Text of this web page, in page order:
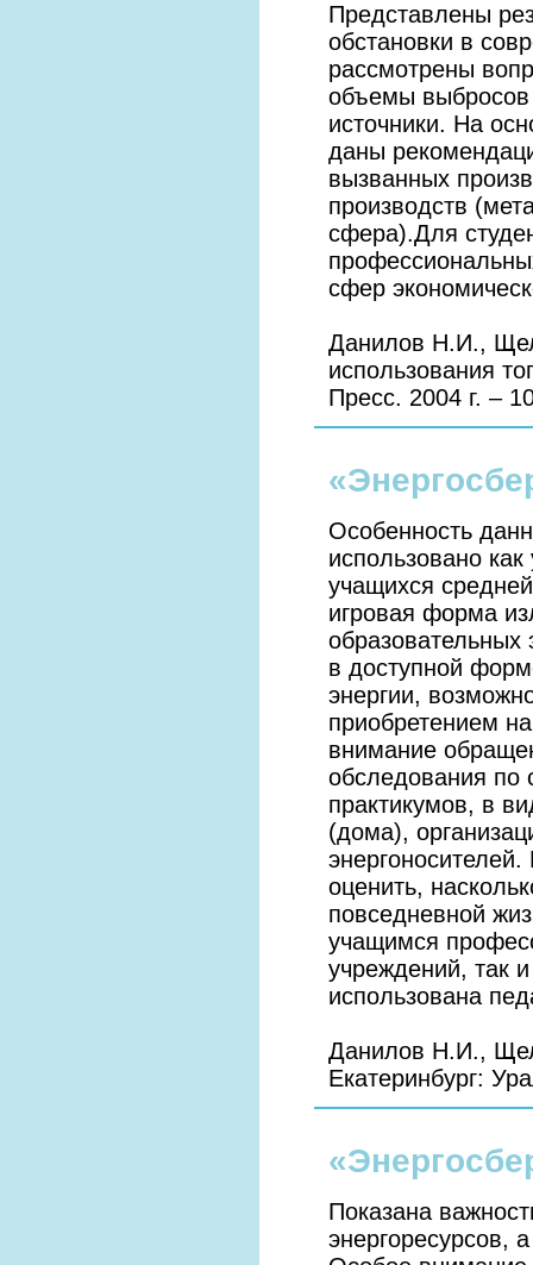
Представлены
обстановки в
рассмотрены
объемы выбросов
источники. На
даны
вызванных
производств
сфера).Для
сфер
Данилов Н.И.,
использования
Пресс. 2004 г. –
Особенность
использовано
учащихся
игровая форма
образовательных
в доступной
энергии,
приобретением
внимание
обследования по
практикумов, в
(дома),
оценить,
повседневной
учащимся
учреждений, так
использована
Данилов Н.И.,
Екатеринбург:
Показана
энергоресурсов,